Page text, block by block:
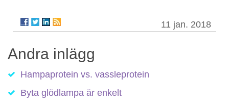
11 jan. 2018
Andra inlägg
Hampaprotein vs. vassleprotein
Byta glödlampa är enkelt